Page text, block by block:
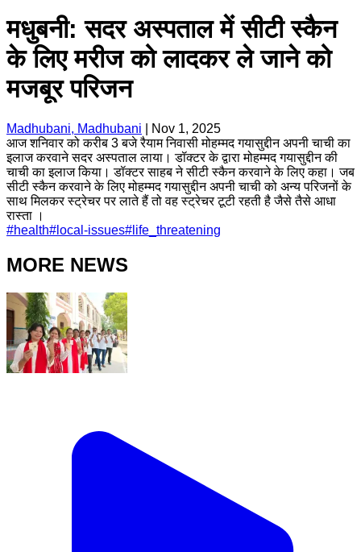
मधुबनी: सदर अस्पताल में सीटी स्कैन
के लिए मरीज को लादकर ले जाने को
मजबूर परिजन
Madhubani, Madhubani
Nov 1, 2025
आज शनिवार को करीब 3 बजे रैयाम निवासी मोहम्मद गयासुद्दीन अपनी चाची का
इलाज करवाने सदर अस्पताल लाया। डॉक्टर के द्वारा मोहम्मद गयासुद्दीन की
चाची का इलाज किया। डॉक्टर साहब ने सीटी स्कैन करवाने के लिए कहा। जब
सीटी स्कैन करवाने के लिए मोहम्मद गयासुद्दीन अपनी चाची को अन्य परिजनों के
साथ मिलकर स्ट्रेचर पर लाते हैं तो वह स्ट्रेचर टूटी रहती है जैसे तैसे आधा
रास्ता ।
#health# local-issues# life_threatening
MORE NEWS